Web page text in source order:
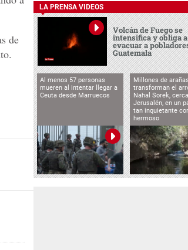
de
LA PRENSA VIDEOS
Volcán de Fuego se
intensifica y obliga a
evacuar a
Guatemala
Al menos 57 personas
mueren al intentar llegar a
Ceuta desde Marruecos
Millones de arañas
transforman el
Nahal Sorek,
Jerusalén, en un
tan inquietante
hermoso